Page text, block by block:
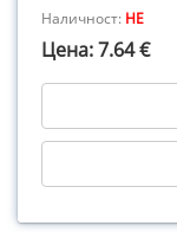
Наличност: НЕ
Цена: 7.64 €